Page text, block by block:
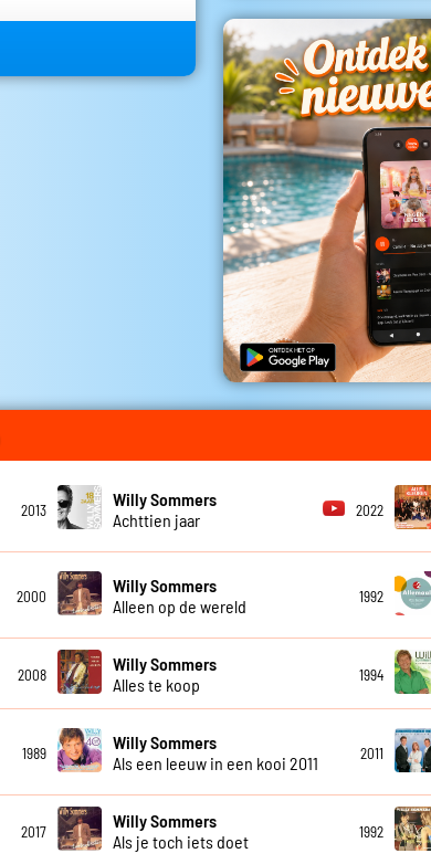
2013
Willy Sommers
Achttien jaar
2022
2000
Willy Sommers
Alleen op de wereld
1992
2008
Willy Sommers
Alles te koop
1994
1989
Willy Sommers
Als een leeuw in een kooi 2011
2011
2017
Willy Sommers
Als je toch iets doet
1992